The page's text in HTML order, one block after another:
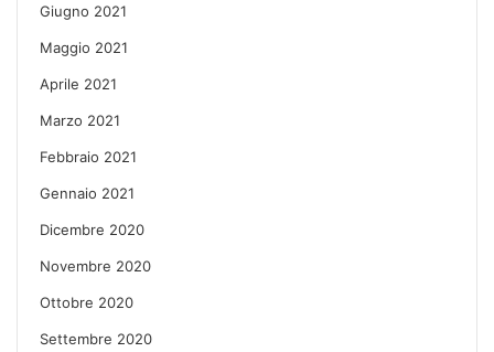
Giugno 2021
Maggio 2021
Aprile 2021
Marzo 2021
Febbraio 2021
Gennaio 2021
Dicembre 2020
Novembre 2020
Ottobre 2020
Settembre 2020